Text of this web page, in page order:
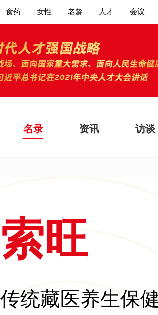
食药 女性 老龄 人才 会议
名录 资讯 访谈
索旺
传统藏医养生保